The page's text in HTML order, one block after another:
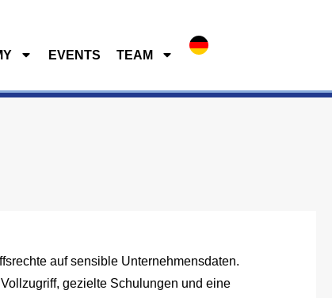
EVENTS TEAM
auf sensible Unternehmensdaten.
gezielte Schulungen und eine